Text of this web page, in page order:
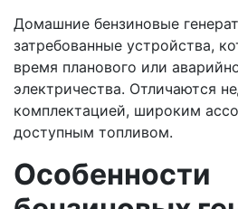
Домашние бензиновые
затребованные устройства,
время планового или
электричества. Отличаются
комплектацией, широким
доступным топливом.
Особенности